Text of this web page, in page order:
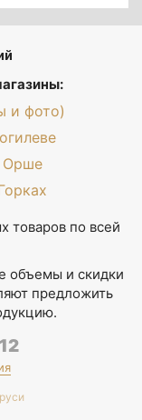
и фото)
Орше
товаров по всей
объемы и скидки
предложить